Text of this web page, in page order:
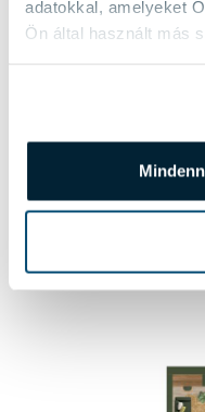
adatokkal, amelyeket
Ön által használt más
6. emeleti, 41 m2-es